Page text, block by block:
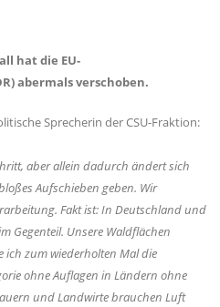
hat die EU-
abermals verschoben.
Sprecherin der CSU-Fraktion:
aber allein dadurch ändert sich
Aufschieben geben. Wir
Fakt ist: In Deutschland und
Gegenteil. Unsere Waldflächen
ich zum wiederholten Mal die
ohne Auflagen in Ländern ohne
und Landwirte brauchen Luft